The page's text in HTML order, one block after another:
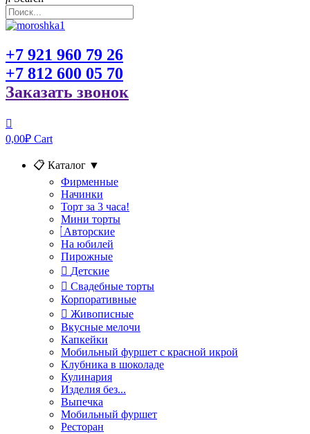
+7 921 960 79 26
+7 812 600 05 70
Заказать звонок
0,00₽ Cart
📋 Каталог ▼
Фирменные
Начинки
Торт за 3 часа!
Мини торты
Авторские
На юбилей
Пирожные
Детские
Свадебные торты
Корпоративные
Живописные
Вкусные мелочи
Капкейки
Мобильный фуршет с красной икрой
Клубника в шоколаде
Кулинария
Изделия без...
Выпечка
Мобильный фуршет
Ресторан